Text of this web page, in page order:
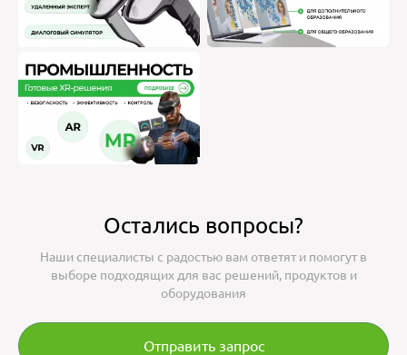
Остались вопросы?
Наши специалисты с радостью вам ответят и помогут в
выборе подходящих для вас решений, продуктов и
оборудования
Отправить запрос